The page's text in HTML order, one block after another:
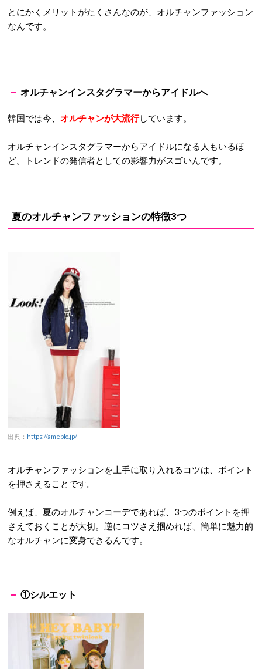
とにかくメリットがたくさんなのが、オルチャンファッション
なんです。
オルチャンインスタグラマーからアイドルへ
韓国では今、 オルチャンが大流行しています。
オルチャンインスタグラマーからアイドルになる人もいるほ
ど。トレンドの発信者としての影響力がスゴいんです。
夏のオルチャンファッションの特徴3つ
出典： https://ameblo.jp/
オルチャンファッションを上手に取り入れるコツは、ポイント
を押さえることです。
例えば、夏のオルチャンコーデであれば、3つのポイントを押
さえておくことが大切。逆にコツさえ掴めれば、簡単に魅力的
なオルチャンに変身できるんです。
①シルエット